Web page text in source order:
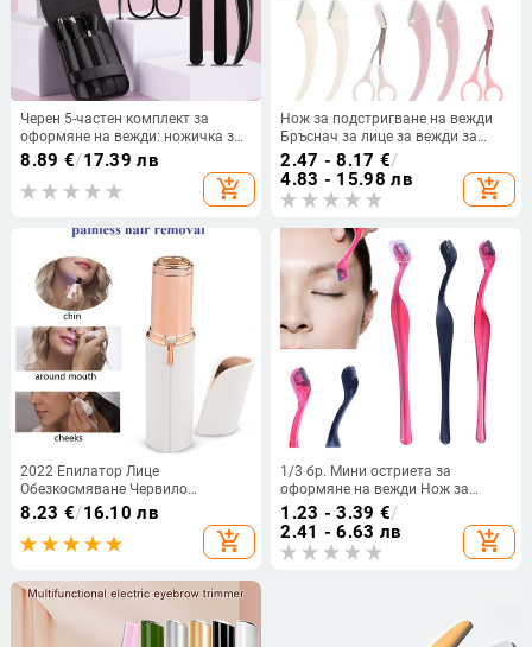
Черен 5-частен комплект за
оформяне на вежди: ножичка за
вежди, пинсета, четка за мигли,
бръснач за вежди и комплект
инструменти
8.89 €/17.39 лв
add_shopping_cart
Нож за подстригване на вежди
Бръснач за лице за вежди за
жени Професионална ножица за
вежди с гребен Тример за вежди
Скрепер Аксесоари
2.47 - 8.17 €/
4.83 - 15.98 лв
add_shopping_cart
2022 Епилатор Лице
Обезкосмяване Червило
Самобръсначка Електрически
тример за вежди Дамски
препарат за премахване на
косми Мини самобръсначка
епилатор за жени
8.23 €/16.10 лв
add_shopping_cart
1/3 бр. Мини остриета за
оформяне на вежди Нож за
бръснач за вежди Дамски
бръснач за лице Тримери за
вежди Премахване на косми по
лицето Инструменти за красота
1.23 - 3.39 €/
2.41 - 6.63 лв
add_shopping_cart